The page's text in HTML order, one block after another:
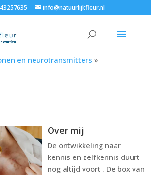
info@natuurlijkfleur.nl
en neurotransmitters »
Over mij
De ontwikkeling naar
kennis en zelfkennis duurt
nog altijd voort . De box van